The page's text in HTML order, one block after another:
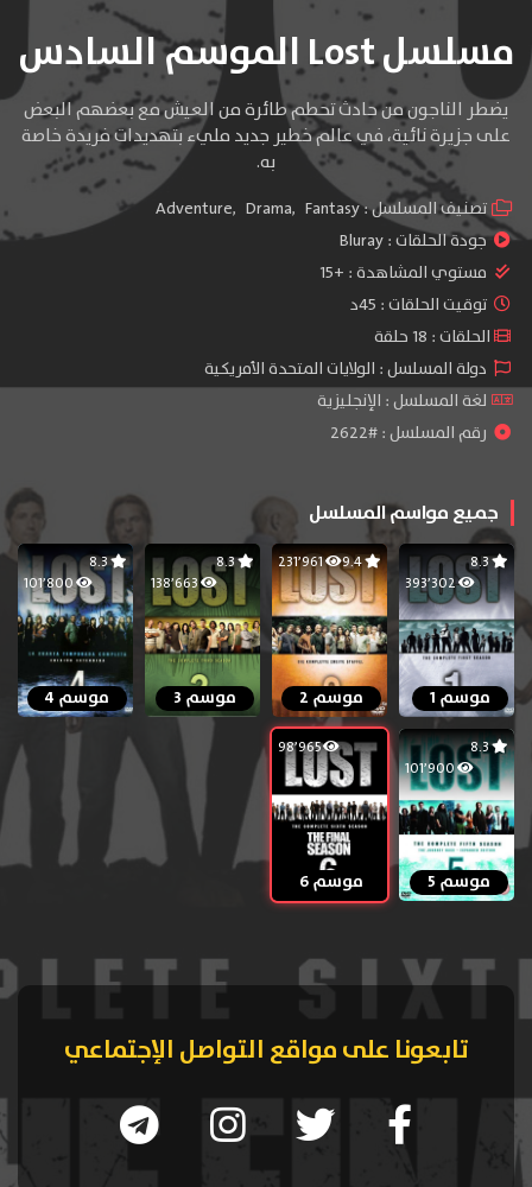
مسلسل Lost الموسم السادس
‏يضطر الناجون من حادث تحطم طائرة من العيش مع بعضهم البعض
على جزيرة نائية، في عالم خطير جديد مليء بتهديدات فريدة خاصة
به.
تصنيف المسلسل : Adventure, Drama, Fantasy
جودة الحلقات :Bluray
مستوي المشاهدة : +15
توقيت الحلقات : 45د
الحلقات : 18 حلقة
دولة المسلسل : الولايات المتحدة الأمريكية
لغة المسلسل : الإنجليزية
رقم المسلسل : #2622
جميع مواسم المسلسل
8.3
393٬302
موسم 1
9.4 231٬961
موسم 2
8.3
موسم 3
8.3
101٬800
موسم 4
8.3
101٬900
موسم 5
98٬965
موسم 6
تابعونا على مواقع التواصل الإجتماعي